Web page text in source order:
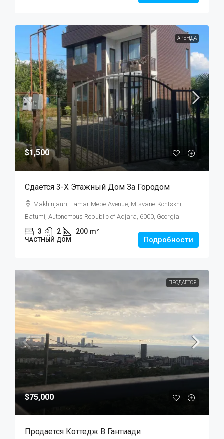
АРЕНДА
$1,500
Сдается 3-Х Этажный Дом За Городом
Makhinjauri, Tamar Mepe Avenue, Mtsvane-Kontskhi,
Batumi, Autonomous Republic of Adjara, 6000, Georgia
3 2 200 m²
ЧАСТНЫЙ ДОМ Подробности
ПРОДАЕТСЯ
$75,000
Продается Коттедж В Гантиади